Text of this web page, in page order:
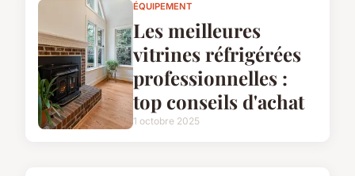
ÉQUIPEMENT
Les meilleures
vitrines réfrigérées
professionnelles :
top conseils d'achat
1 octobre 2025